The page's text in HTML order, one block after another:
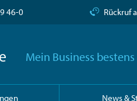
46-0 Rückruf
Mein Business
News &